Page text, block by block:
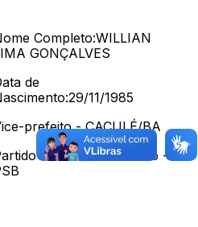
Completo:WILLIAN
GONÇALVES
de
29/11/1985
prefeito - CACULÉ/BA
Socialista Brasileiro -